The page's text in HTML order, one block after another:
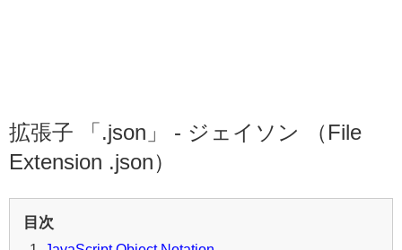
拡張子 「.json」 - ジェイソン （File
Extension .json）
目次